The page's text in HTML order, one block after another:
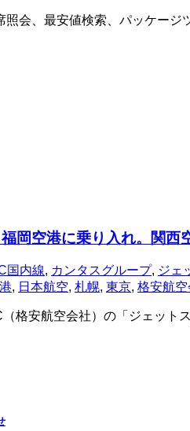
会、最安値検索、パッケージ
岡空港に乗り入れ。関西
国内線, カンタスグループ, ジェ
, 日本航空, 札幌, 東京, 格安航空
格安航空会社）の「ジェット